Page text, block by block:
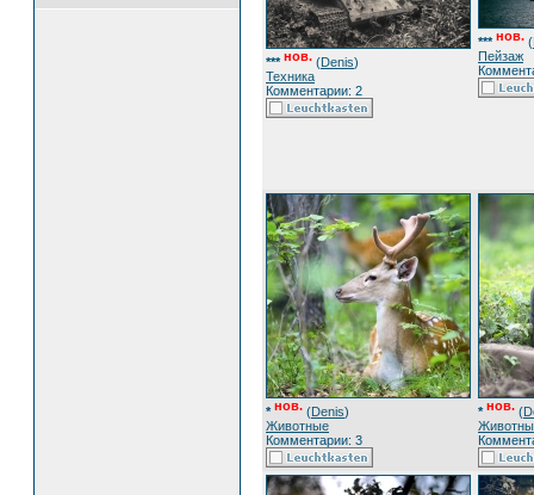
*** нов. (Denis)
Техника
Комментарии: 2
*** нов. (
Пейзаж
* нов. (Denis)
Животные
Комментарии: 3
* нов. (